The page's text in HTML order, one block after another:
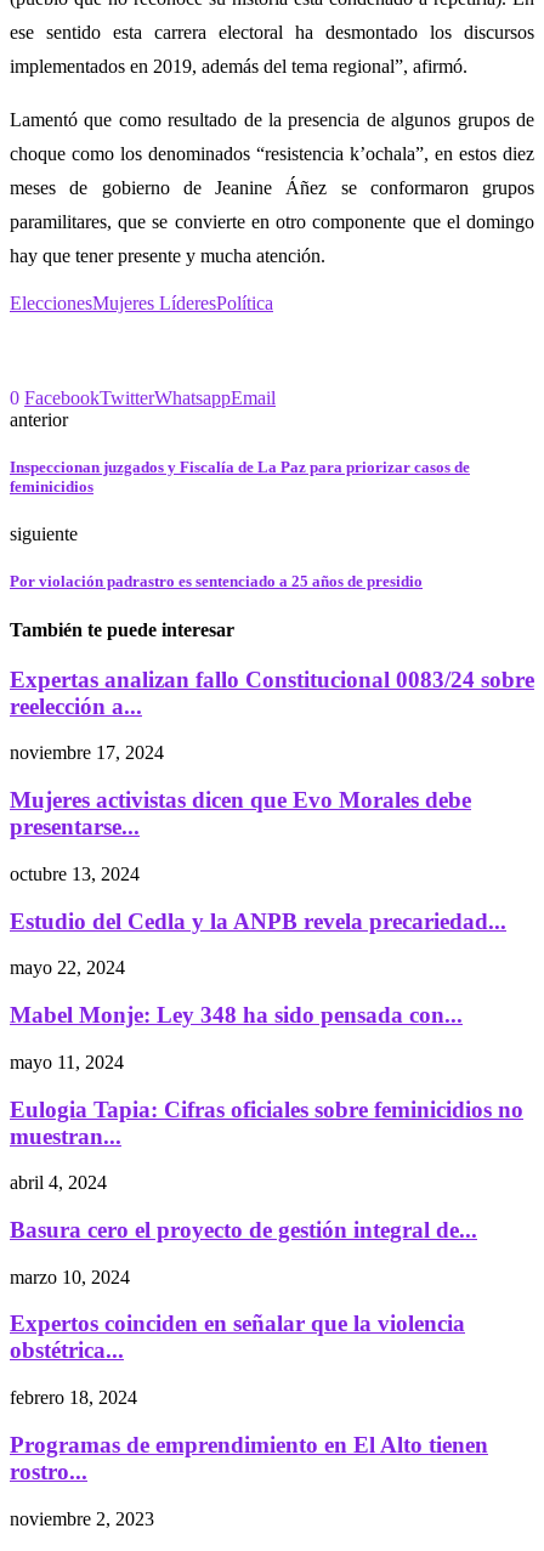
ese sentido esta carrera electoral ha desmontado los discursos
implementados en 2019, además del tema regional”, afirmó.
Lamentó que como resultado de la presencia de algunos grupos de
choque como los denominados “resistencia k’ochala”, en estos diez
meses de gobierno de Jeanine Áñez se conformaron grupos
paramilitares, que se convierte en otro componente que el domingo
hay que tener presente y mucha atención.
EleccionesMujeres LíderesPolítica
0 FacebookTwitterWhatsappEmail
anterior
Inspeccionan juzgados y Fiscalía de La Paz para priorizar casos de
feminicidios
siguiente
Por violación padrastro es sentenciado a 25 años de presidio
También te puede interesar
Expertas analizan fallo Constitucional 0083/24 sobre
reelección a...
noviembre 17, 2024
Mujeres activistas dicen que Evo Morales debe
presentarse...
octubre 13, 2024
Estudio del Cedla y la ANPB revela precariedad...
mayo 22, 2024
Mabel Monje: Ley 348 ha sido pensada con...
mayo 11, 2024
Eulogia Tapia: Cifras oficiales sobre feminicidios no
muestran...
abril 4, 2024
Basura cero el proyecto de gestión integral de...
marzo 10, 2024
Expertos coinciden en señalar que la violencia
obstétrica...
febrero 18, 2024
Programas de emprendimiento en El Alto tienen
rostro...
noviembre 2, 2023